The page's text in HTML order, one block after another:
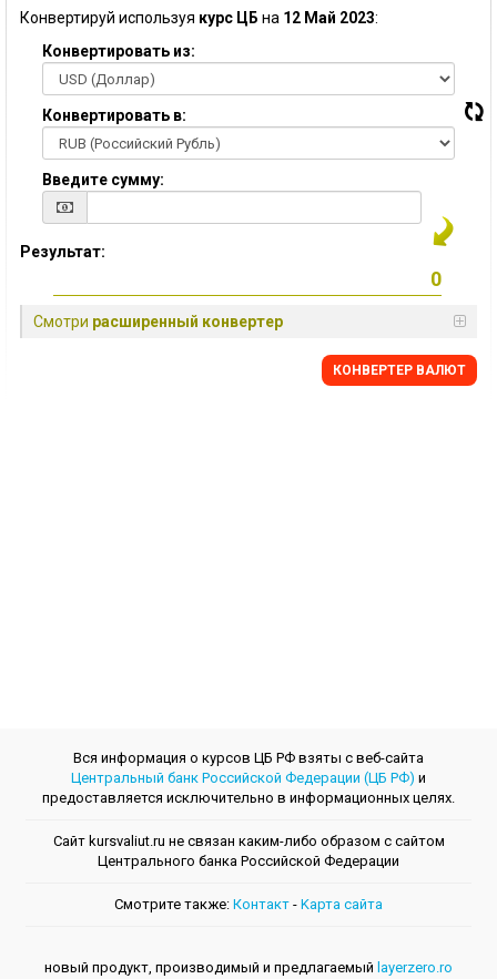
Конвертируй используя курс ЦБ на 12 Май 2023:
Конвертировать из:
Конвертировать в:
Введите сумму:
Результат:
Смотри расширенный конвертер
КОНВЕРТЕР ВАЛЮТ
Вся информация о курсов ЦБ РФ взяты с веб-сайта
Центральный банк Российской Федерации (ЦБ РФ) и
предоставляется исключительно в информационных целях.
Сайт kursvaliut.ru не связан каким-либо образом с сайтом
Центрального банкa Российской Федерации
Смотрите также: Контакт - Kарта сайта
новый продукт, производимый и предлагаемый layerzero.ro